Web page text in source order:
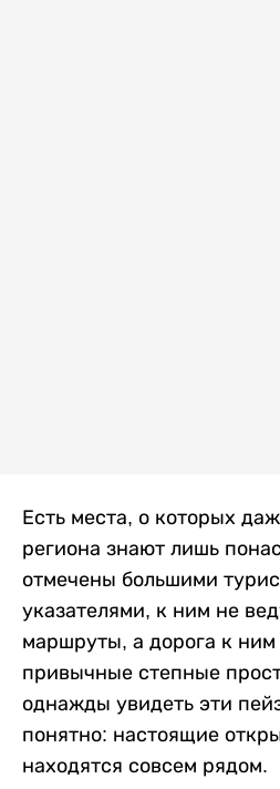
Есть места, о которых
региона знают лишь
отмечены большими
указателями, к ним не
маршруты, а дорога к ним
привычные степные
однажды увидеть эти
понятно: настоящие
находятся совсем рядом.